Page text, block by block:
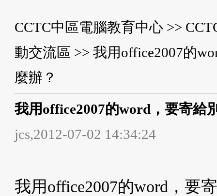
CCTC中區電腦教育中心 >>
動交流區 >> 我用office2007的
麼辦？
我用office2007的word，要寄給
jcs,2012-07-02 14:34:24
我用office2007的word，要